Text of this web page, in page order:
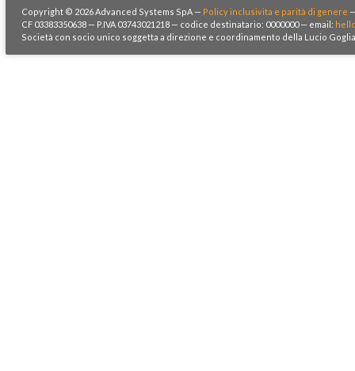
Copyright © 2026 Advanced Systems SpA — Policy inclusivita e parità di genere
CF 03383350638 — P.IVA 03743021218 — codice destinatario: 0000000 — email:
Società con socio unico soggetta a direzione e coordinamento della Lucio